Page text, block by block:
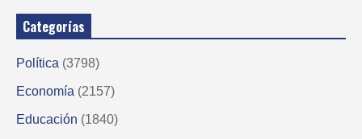
Categorías
Política (3798)
Economía (2157)
Educación (1840)